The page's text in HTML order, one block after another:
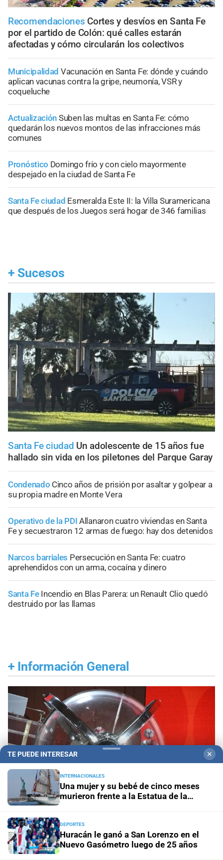
Recomendaciones Cortes y desvíos en Santa Fe
por el partido de Colón: qué calles estarán
afectadas y cómo circularán los colectivos
Municipalidad Vacunación en Santa Fe: dónde y cuándo
aplican vacunas contra la gripe, neumonía, VSR y
coqueluche
Actualización Suben las multas en Santa Fe: cómo
quedarán los nuevos montos de las infracciones más
comunes
Pronóstico Domingo frío y con cielo mayormente
despejado en la ciudad de Santa Fe
Santa Fe ciudad Esmeralda Este II: la Villa Suramericana
que después de los Juegos será hogar de 346 familias
+ Sucesos
Santa Fe ciudad Un adolescente de 15 años fue
hallado sin vida en los piletones del Parque Garay
Condenado Cinco años de prisión por asaltar y golpear a
su propia madre en Monte Vera
Operativo de la PDI Allanaron cuatro viviendas en Santa
Fe y secuestraron 12 armas de fuego: hay dos detenidos
Narcos barriales Persecución en Santa Fe: cuatro
aprehendidos con un arma, cocaína y dinero
Santa Fe Incendio en Blas Parera: un Renault Clio quedó
destruido por las llamas
+ Información General
Domingo 9 de agosto Un afortunado apostador
santafesino ganó 4.350 millones de pesos en el
TE PUEDE INTERESAR ✕
INTERNACIONALES
Una mujer y su bebé de cinco meses
murieron frente a la Estatua de la
DEPORTES
Huracán le ganó a San Lorenzo en el
Nuevo Gasómetro luego de 25 años